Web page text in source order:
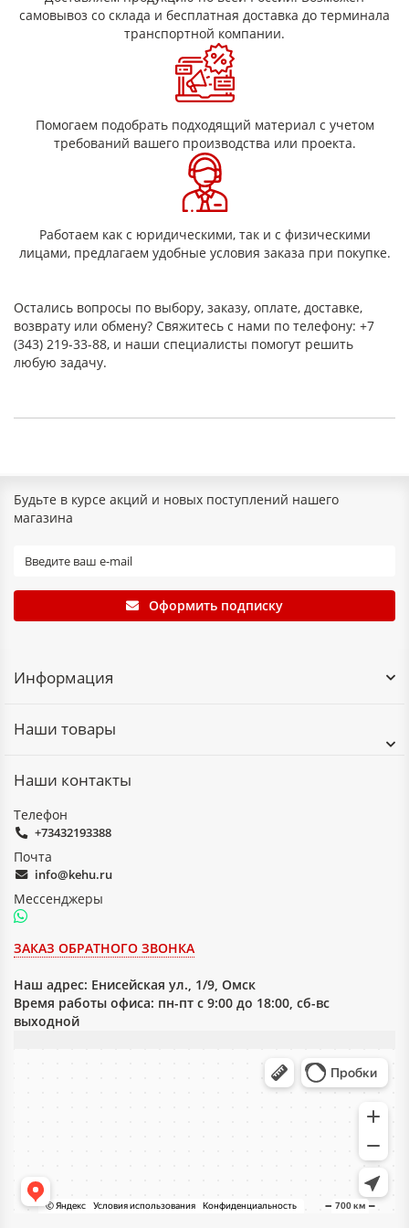
электромашин, механизмов и приборов, повышает
температуру их эксплуатации, уменьшает объем и вес.
Пленка хорошо металлизируется.
самовывоз со склада и бесплатная доставка до терминала
транспортной компании.
Помогаем подобрать подходящий материал с учетом
требований вашего производства или проекта.
Работаем как с юридическими, так и с физическими
лицами, предлагаем удобные условия заказа при покупке.
Остались вопросы по выбору, заказу, оплате, доставке,
возврату или обмену? Свяжитесь с нами по телефону: +7
(343) 219-33-88, и наши специалисты помогут решить
любую задачу.
Будьте в курсе акций и новых поступлений нашего
магазина
Оформить подписку
Информация
Наши товары
Наши контакты
Телефон
+73432193388
Почта
info@kehu.ru
Мессенджеры
ЗАКАЗ ОБРАТНОГО ЗВОНКА
Наш адрес: Енисейская ул., 1/9, Омск
Время работы офиса: пн-пт с 9:00 до 18:00, сб-вс
выходной